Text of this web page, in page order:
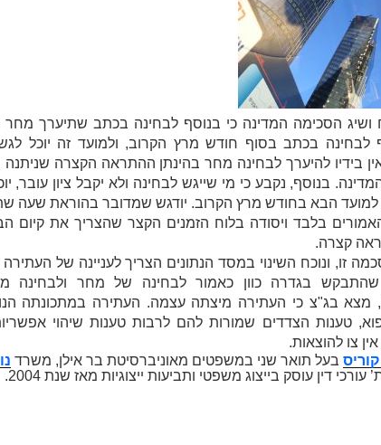
הסכימה המדינה כי בנוסף לבחינה בכתב שתיערך מחר
לבחינה בכתב בסוף חודש מרץ הקרוב, ולמועד זה יוכל
בידיו להיערך לבחינה מחר בהינתן ההתראה הקצרה שניתנה
בנוסף, נקבע כי מי שייגש לבחינה ולא יקבל ציון עובר,
למועד הבא בחודש מרץ הקרוב. יודגש שמדובר בהוראת שעה
בלבד ויסודה בלוח הזמנים הקצר שהצריך את קיום
קצרה.
זו, ונוכח השינוי במסד הנתונים הצריך לעניינה של
בגדרה כוון כאמור לבחינה של מחר ולבחינה
מצא בג"צ כי העתירה מיצתה עצמה. העתירה במתכונתה
טענות הצדדים שמורות להם לרבות טענות שיהוי
צו להוצאות.
בעל תואר שני במשפטים מאוניברסיטת בר אילן, משרד
עורכי דין עוסק בייצוג משפטי ותביעות ייצוגיות מאז שנת 2004.